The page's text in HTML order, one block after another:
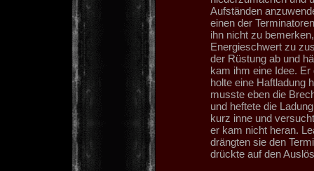
Aufständen
einen der
ihn nicht zu
Energieschwert zu
der Rüstung ab und
kam ihm eine Idee.
holte eine Haftladung
musste eben die
und heftete die
kurz inne und
er kam nicht heran.
drängten sie den
drückte auf den